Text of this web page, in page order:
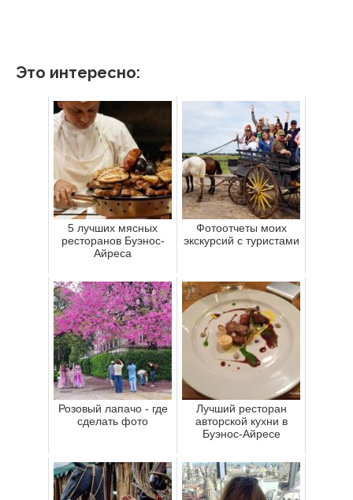
Это интересно:
5 лучших мясных
ресторанов Буэнос-
Айреса
Фотоотчеты моих
экскурсий с туристами
Розовый лапачо - где
сделать фото
Лучший ресторан
авторской кухни в
Буэнос-Айресе